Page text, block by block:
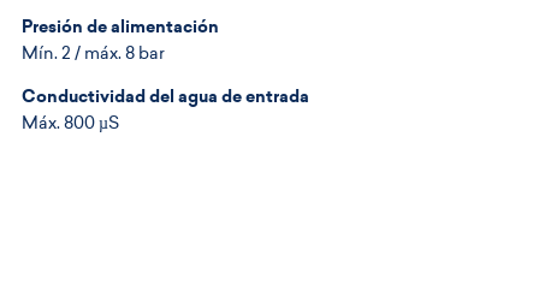
Presión de alimentación
Mín. 2 / máx. 8 bar
Conductividad del agua de entrada
Máx. 800 µS